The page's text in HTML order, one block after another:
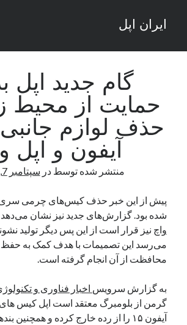
ایران اپل
نوار
کناری
نوشته‌های تازه
راه‌های اتصال موبایل و کامپیوتر به یکدیگر: تجربه‌ای
انتقاد کاربران از اتمام زودهنگام بسته‌های اینترنت
ادعای نت‌بلاکس: قطعی
قطعی اینترنت در ایران از مرز 48 ساعت گذشت!
گوشی HMD Luma با دوربین 50 مگاپیکسل و نمایشگر 120 هرتز رونمایی شد
آخرین دیدگاه‌ها
یک نویسنده دیدگاه وردپرسدرتعمیرات تخصصی فیس
گام جدید اپل
حمایت از محیط
حذف لوازم
آیفون و اپل
منتشر شده توسطدر سپتامبر 7, 2023
شده بود. گزارش‌های جدید نیز نشان
واچ نیز قرار است از این پس دیگر تولید
می‌رسد این تصمیمات با هدف کمک به
محافظت از آن انجام گرفته است.
به گزارش سرویس اخبار فناوری و
گرمن از بلومبرگ معتقد است اپل کیس
آیفون ۱۵ را از رده خارج کرده و